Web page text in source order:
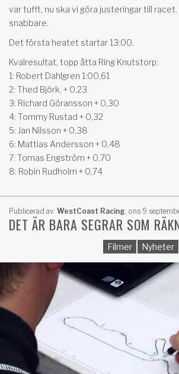
var tufft, nu ska vi göra justeringar till
snabbare.
Det första heatet startar 13:00.
Kvalresultat, topp åtta Ring Knutstorp:
1: Robert Dahlgren 1:00,61
2: Thed Björk, + 0,23
3: Richard Göransson + 0,30
4: Tommy Rustad + 0,32
5: Jan Nilsson + 0,38
6: Mattias Andersson + 0,48
7: Tomas Engström + 0,70
8: Robin Rudholm + 0,74
Publicerad av: WestCoast Racing ons 9
DET ÄR BARA SEGRAR SOM
Filmer Nyheter